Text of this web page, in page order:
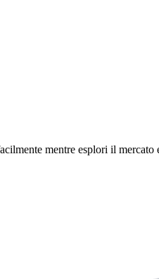
mentre esplori il mercato